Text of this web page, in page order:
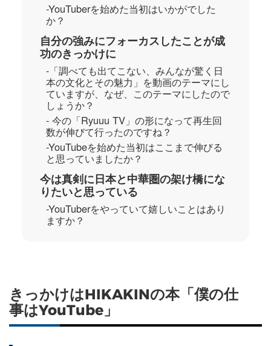
-YouTuberを始めた当初はいかがでした
か？
自分の強みにフォーカスしたことが成
功のきっかけに
-「調べても出てこない、みんなが驚く日
本の文化とその魅力」を動画のテーマにし
ていますが、なぜ、このテーマにしたので
しょうか？
- 今の「Ryuuu TV」の形になって再生回
数が伸びて行ったのですね？
-YouTubeを始めた当初はここまで伸びる
と思っていましたか？
今は真剣に日本と中華圏の架け橋にな
りたいと思っている
-YouTuberをやっていて嬉しいことはあり
ますか？
きっかけはHIKAKINの本「僕の仕
事はYouTube」